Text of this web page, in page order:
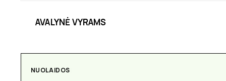
AVALYNĖ VYRAMS
AKSESUARAI